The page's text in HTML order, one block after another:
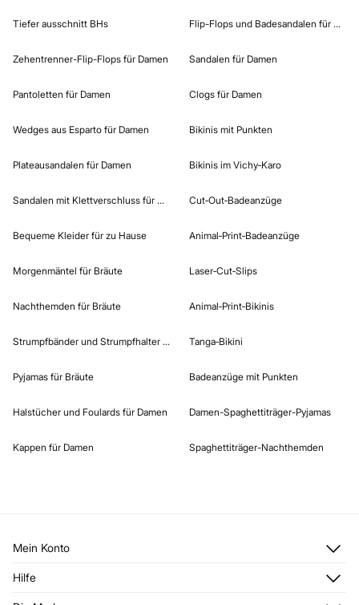
Tiefer ausschnitt BHs
Zehentrenner-Flip-Flops für Damen​
Pantoletten für Damen​
Wedges aus Esparto für Damen
Plateausandalen für Damen
Sandalen mit Klettverschluss für Damen
Bequeme Kleider für zu Hause
Morgenmäntel für Bräute
Nachthemden für Bräute
Strumpfbänder und Strumpfhalter für Bräute
Pyjamas für Bräute
Halstücher und Foulards für Damen
Kappen für Damen
Flip-Flops und Badesandalen für
Sandalen für Damen
Clogs für Damen
Bikinis mit Punkten
Bikinis im Vichy‑Karo
Cut‑Out‑Badeanzüge
Animal‑Print‑Badeanzüge
Laser‑Cut‑Slips
Animal‑Print‑Bikinis
Tanga‑Bikini
Badeanzüge mit Punkten
Damen-Spaghettiträger-Pyjamas
Spaghettiträger-Nachthemden
Mein Konto
Hilfe